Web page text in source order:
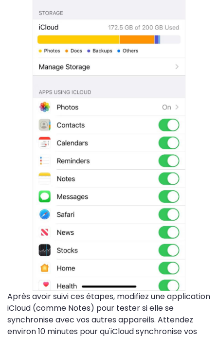
Après avoir suivi ces étapes, modifiez une application
iCloud (comme Notes) pour tester si elle se
synchronise avec vos autres appareils. Attendez
environ 10 minutes pour qu'iCloud synchronise vos